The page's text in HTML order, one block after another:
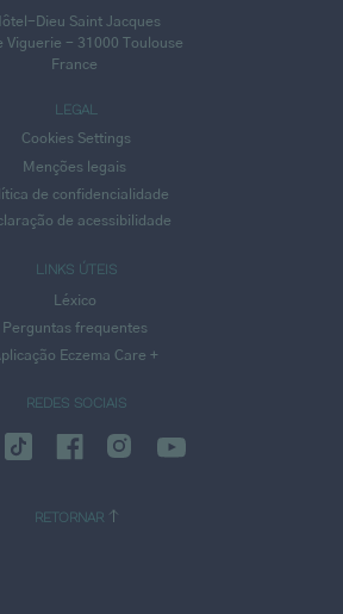
Dieu Saint Jacques
Viguerie - 31000 Toulouse
France
LINKS ÚTEIS
Léxico
Perguntas frequentes
Eczema Care +
LEGAL
Cookies Settings
Menções legais
de confidencialidade
de acessibilidade
REDES SOCIAIS
RETORNAR